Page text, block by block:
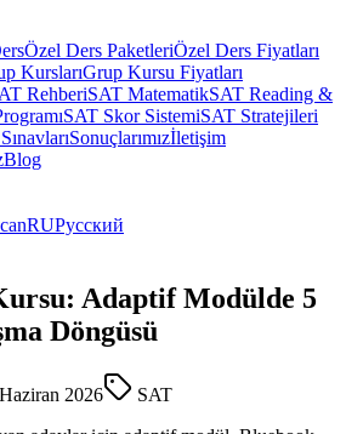
Özel Ders PaketleriÖzel Ders Fiyatları
KurslarıGrup Kursu Fiyatları
RehberiSAT MatematikSAT Reading &
SAT Skor SistemiSAT Stratejileri
Sonuçlarımızİletişim
Blog
RUРусский
Adaptif Modülde 5
Döngüsü
2026
SAT